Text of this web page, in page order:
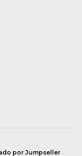
por Jumpseller.